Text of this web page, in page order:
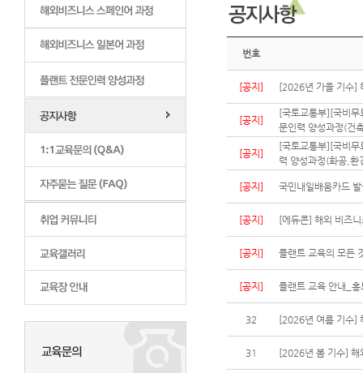
번호
[공지] [2026년 가을 기수]
[공지]
[국토교통부][국비
문인력 양성과정(건
[공지]
[국토교통부][국비
력 양성과정(화공,환
[공지] 국민내일배움카드
[공지] [에듀콘] 해외 비즈
[공지] 플랜트 교육의 모든
[공지] 플랜트 교육 안내_홍
32 [2026년 여름 기수]
31 [2026년 봄 기수] 해